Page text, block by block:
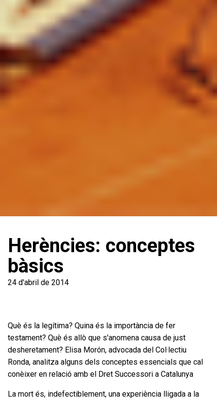
Herències: conceptes
bàsics
24 d'abril de 2014
Què és la legítima? Quina és la importància de fer
testament? Què és allò que s'anomena causa de just
desheretament? Elisa Morón, advocada del Col·lectiu
Ronda, analitza alguns dels conceptes essencials que cal
conèixer en relació amb el Dret Successori a Catalunya
La mort és, indefectiblement, una experiència lligada a la